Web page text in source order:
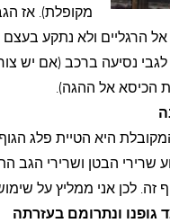
מקופלת). אז
הרגליים ולא נתקע
לגבי נסיעה ברכב (אם יש
הכיסא אל ההגה).
היא הטיית פלג
שרירי הבטן ושרירי הגב
זה. לכן אני ממליץ על
גופנו ונתרומם בעזרתה